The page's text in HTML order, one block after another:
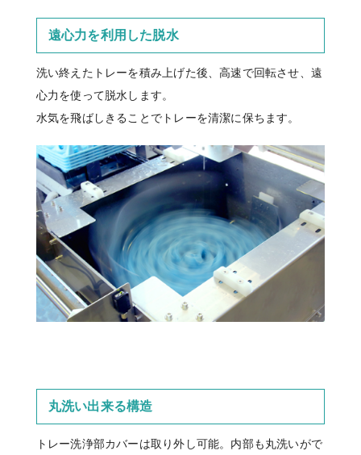
遠心力を利用した脱水
洗い終えたトレーを積み上げた後、高速で回転させ、遠
心力を使って脱水します。
水気を飛ばしきることでトレーを清潔に保ちます。
丸洗い出来る構造
トレー洗浄部カバーは取り外し可能。内部も丸洗いがで